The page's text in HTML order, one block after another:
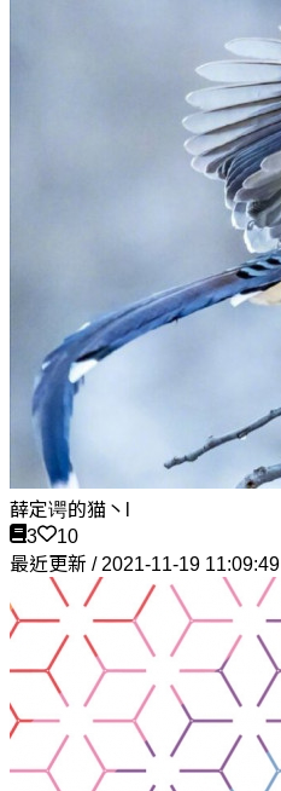
薛定谔的猫丶l
3
10
最近更新 / 2021-11-19 11:09:49